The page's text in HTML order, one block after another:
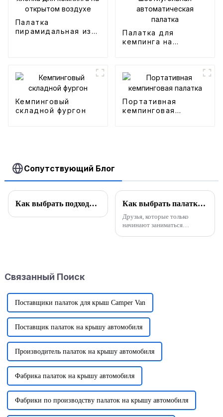
Палатка
пирамидальная из
Палатка для
кемпинга на
автоматическая
палатка
Кемпинговый
складной фургон
Портативная
кемпинговая
Сопутствующий Блог
Как выбрать подходящее место для кемпинга Как выбрать палатки по материалу и размеру？
Друзья, которые только
начинают заниматься
несколькими способами
выбора...
Связанный Поиск
Поставщики палаток для крыш Camper Van
Поставщик палаток на крышу автомобиля
Производитель палаток на крышу автомобиля
Фабрика палаток на крышу автомобиля
Фабрики по производству палаток на крышу автомобиля